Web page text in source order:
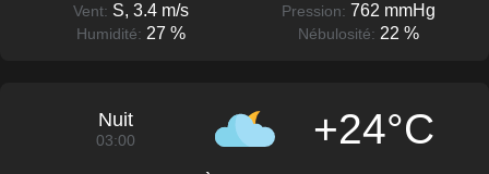
Vent: S, 3.4 m/s Pression: 762 mmHg
Humidité: 27 % Nébulosité: 22 %
Nuit
03:00 +24°C